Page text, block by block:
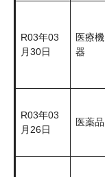
R03年03
月30日
医療機
器
R03年03
月26日
医薬品